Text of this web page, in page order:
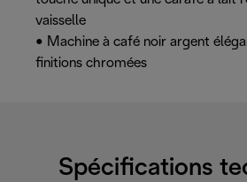
vaisselle
• Machine à café noir argent
finitions chromées
Spécifications